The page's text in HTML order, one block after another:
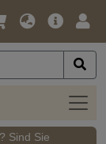
Sprache
Währung
Sind Sie